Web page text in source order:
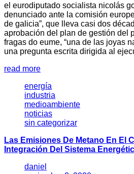
el eurodiputado socialista nicolás
denunciado ante la comisión
de galicia”, que lleva casi dos
aprobación del plan de gestión del
fragas do eume, “una de las joyas
una pregunta escrita dirigida al
read more
energía
industria
medioambiente
noticias
sin categorizar
Las Emisiones De Metano En El
Integración Del Sistema
daniel